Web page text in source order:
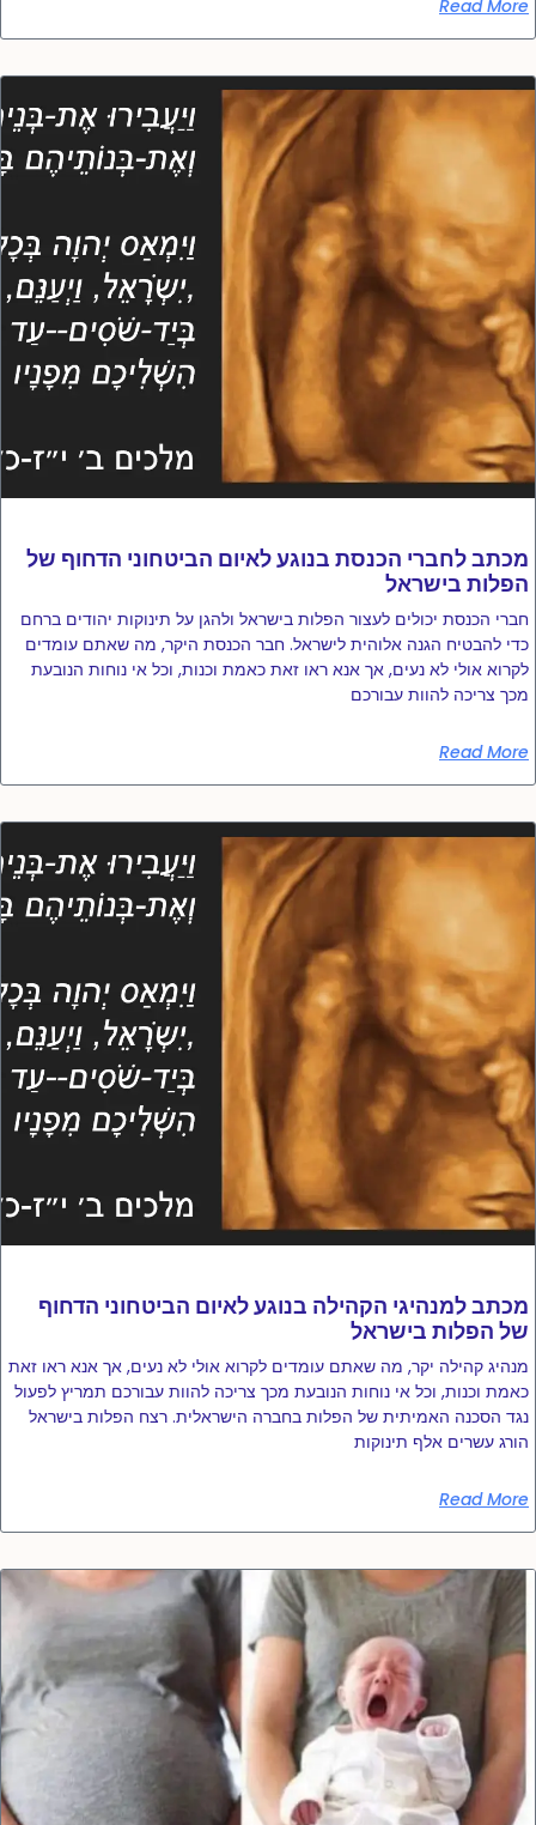
Read More
מכתב לחברי הכנסת בנוגע לאיום הביטחוני הדחוף של
הפלות בישראל
חברי הכנסת יכולים לעצור הפלות בישראל ולהגן על תינוקות יהודים ברחם
כדי להבטיח הגנה אלוהית לישראל. חבר הכנסת היקר, מה שאתם עומדים
לקרוא אולי לא נעים, אך אנא ראו זאת כאמת וכנות, וכל אי נוחות הנובעת
מכך צריכה להוות עבורכם
Read More
מכתב למנהיגי הקהילה בנוגע לאיום הביטחוני הדחוף
של הפלות בישראל
מנהיג קהילה יקר, מה שאתם עומדים לקרוא אולי לא נעים, אך אנא ראו זאת
כאמת וכנות, וכל אי נוחות הנובעת מכך צריכה להוות עבורכם תמריץ לפעול
נגד הסכנה האמיתית של הפלות בחברה הישראלית. רצח הפלות בישראל
הורג עשרים אלף תינוקות
Read More